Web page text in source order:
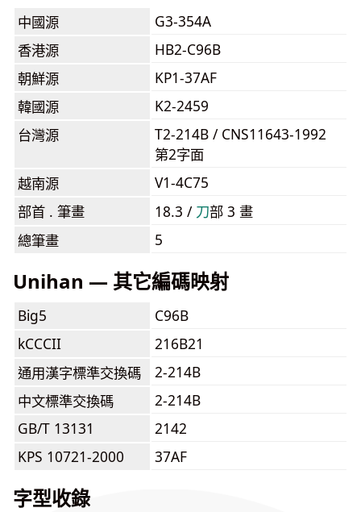
中國源
G3-354A
香港源
HB2-C96B
朝鮮源
KP1-37AF
韓國源
K2-2459
台灣源
T2-214B / CNS11643-1992
第2字面
越南源
V1-4C75
部首 . 筆畫
18.3 / ⼑部 3 畫
總筆畫
5
Unihan — 其它編碼映射
Big5
C96B
kCCCII
216B21
通用漢字標準交換碼
2-214B
中文標準交換碼
2-214B
GB/T 13131
2142
KPS 10721-2000
37AF
字型收錄